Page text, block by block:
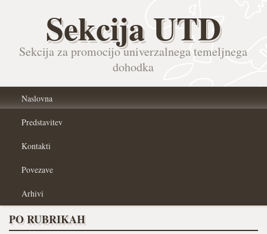
Sekcija UTD
Sekcija za promocijo univerzalnega temeljnega
dohodka
Naslovna
Predstavitev
Kontakti
Povezave
Arhivi
PO RUBRIKAH